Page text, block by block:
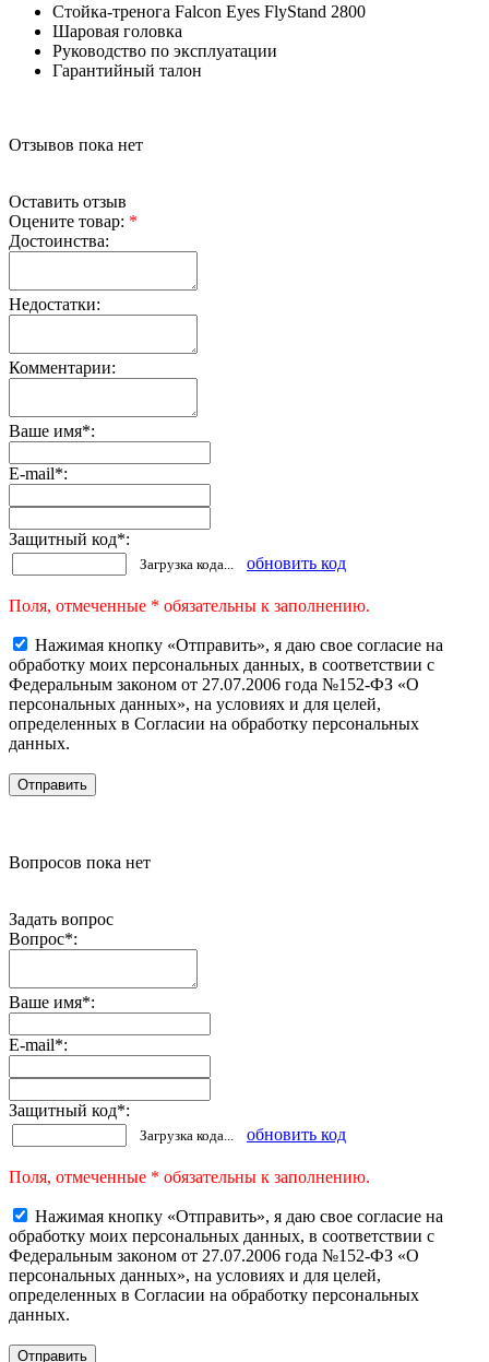
Стойка-тренога Falcon Eyes FlyStand 2800
Шаровая головка
Руководство по эксплуатации
Гарантийный талон
Отзывов пока нет
Оставить отзыв
Оцените товар: *
Достоинства:
Недостатки:
Комментарии:
Ваше имя*:
E-mail*:
Защитный код*:
Загрузка кода... обновить код
Поля, отмеченные * обязательны к заполнению.
Нажимая кнопку «Отправить», я даю свое согласие на
обработку моих персональных данных, в соответствии с
Федеральным законом от 27.07.2006 года №152-ФЗ «О
персональных данных», на условиях и для целей,
определенных в Согласии на обработку персональных
данных.
Вопросов пока нет
Задать вопрос
Вопрос*:
Ваше имя*:
E-mail*:
Защитный код*:
Загрузка кода... обновить код
Поля, отмеченные * обязательны к заполнению.
Нажимая кнопку «Отправить», я даю свое согласие на
обработку моих персональных данных, в соответствии с
Федеральным законом от 27.07.2006 года №152-ФЗ «О
персональных данных», на условиях и для целей,
определенных в Согласии на обработку персональных
данных.